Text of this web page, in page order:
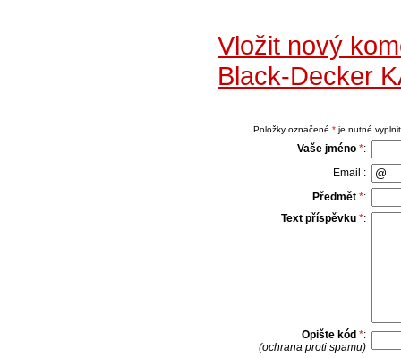
Vložit nový
Black-Decker
Položky označené *je nutné
Vaše jméno *:
Email :
Předmět *:
Text příspěvku *:
Opište kód *:
(ochrana proti spamu)